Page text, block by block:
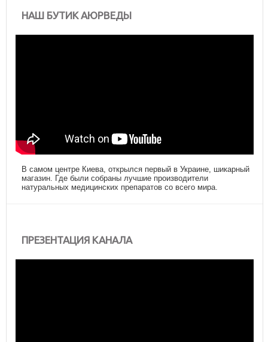
НАШ БУТИК АЮРВЕДЫ
В самом центре Киева, открылся первый в Украине, шикарный
магазин. Где были собраны лучшие производители
натуральных медицинских препаратов со всего мира.
ПРЕЗЕНТАЦИЯ КАНАЛА